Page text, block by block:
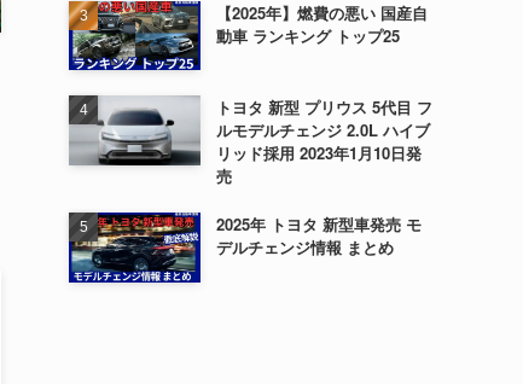
【2025年】燃費の悪い 国産自
動車 ランキング トップ25
トヨタ 新型 プリウス 5代目 フ
ルモデルチェンジ 2.0L ハイブ
リッド採用 2023年1月10日発
売
2025年 トヨタ 新型車発売 モ
デルチェンジ情報 まとめ